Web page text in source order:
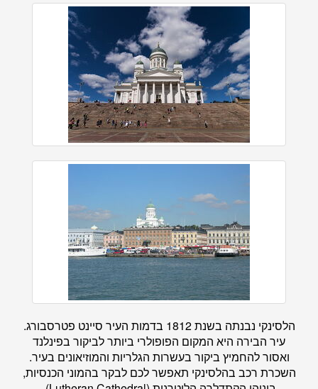
הלסינקי נבנתה בשנת 1812 בדמות העיר סיינט פטרסבורג.
עיר הבירה היא המקום הפופולרי ביותר לביקור בפינלנד
ואסור להחמיץ ביקור בעשרות הגלריות והמוזיאונים בעיר.
השכרת רכב בהלסינקי תאפשר לכם לבקר בהמוני הכנסיות,